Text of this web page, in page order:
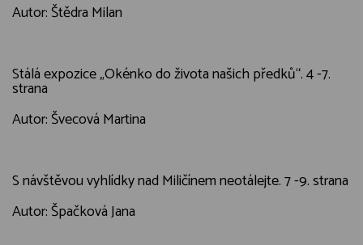
Autor: Štědra Milan
Stálá expozice „Okénko do života našich předků“. 4 -7.
strana
Autor: Švecová Martina
S návštěvou vyhlídky nad Miličínem neotálejte. 7 -9. strana
Autor: Špačková Jana